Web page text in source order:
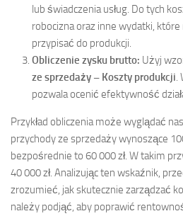
lub świadczenia usług. Do tych
robocizna oraz inne wydatki,
przypisać do produkcji.
Obliczenie zysku brutto: Użyj
ze sprzedaży – Koszty produkcji.
pozwala ocenić efektywność
Przykład obliczenia może wyglądać
przychody ze sprzedaży wynoszące
bezpośrednie to 60 000 zł. W takim
40 000 zł. Analizując ten wskaźnik,
zrozumieć, jak skutecznie zarządzać
należy podjąć, aby poprawić